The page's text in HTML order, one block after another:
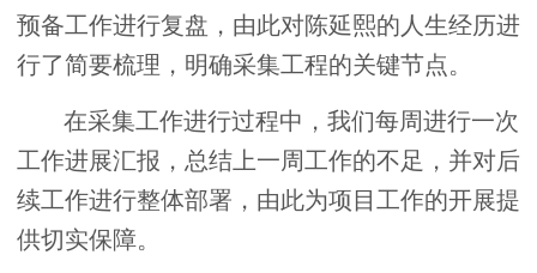
预备工作进行复盘，由此对陈延熙的人生经历进
行了简要梳理，明确采集工程的关键节点。
在采集工作进行过程中，我们每周进行一次
工作进展汇报，总结上一周工作的不足，并对后
续工作进行整体部署，由此为项目工作的开展提
供切实保障。